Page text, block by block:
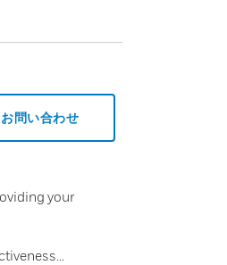
お問い合わせ
your